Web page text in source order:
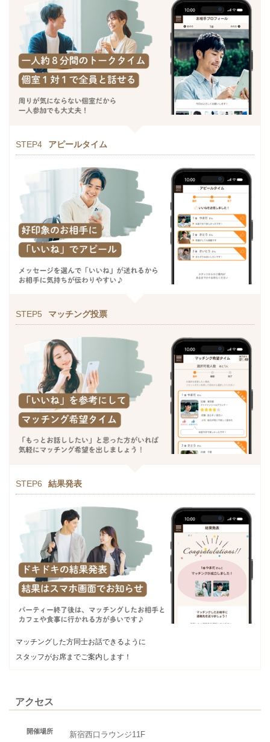
STEP4 アピールタイム
STEP5 マッチング投票
STEP6 結果発表
マッチングした方同士お話できるように
スタッフがお席までご案内します！
アクセス
開催場所
新宿西口ラウンジ11F